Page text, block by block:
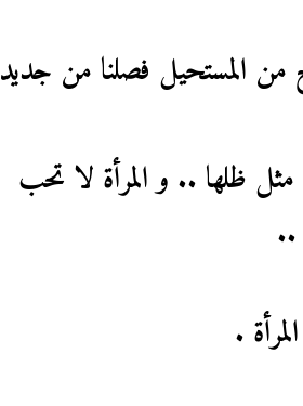
من المستحيل فصلنا من جديد
ظلها .. و المرأة لا تحب
..
.